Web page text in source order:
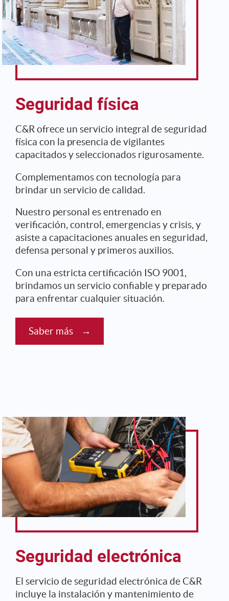
Seguridad física
C&R ofrece un servicio integral de seguridad
física con la presencia de vigilantes
capacitados y seleccionados rigurosamente.
Complementamos con tecnología para
brindar un servicio de calidad.
Nuestro personal es entrenado en
verificación, control, emergencias y crisis, y
asiste a capacitaciones anuales en seguridad,
defensa personal y primeros auxilios.
Con una estricta certificación ISO 9001,
brindamos un servicio confiable y preparado
para enfrentar cualquier situación.
Saber más
Seguridad electrónica
El servicio de seguridad electrónica de C&R
incluye la instalación y mantenimiento de